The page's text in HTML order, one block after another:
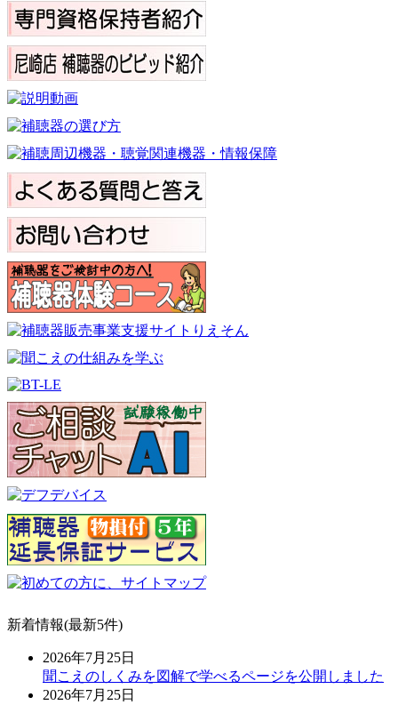
新着情報(最新5件)
2026年7月25日
聞こえのしくみを図解で学べるページを公開しました
2026年7月25日